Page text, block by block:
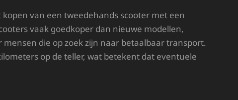
van een tweedehands scooter met een
vaak goedkoper dan nieuwe modellen,
die op zoek zijn naar betaalbaar transport.
op de teller, wat betekent dat eventuele